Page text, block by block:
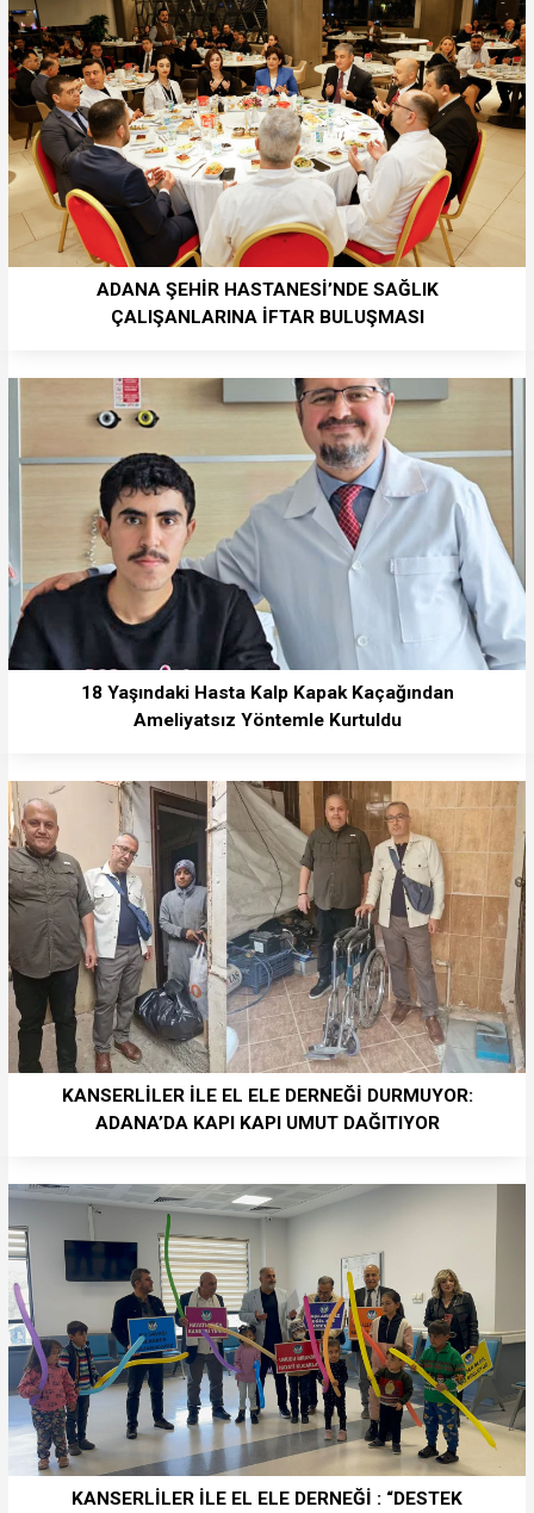
ADANA ŞEHİR HASTANESİ’NDE SAĞLIK
ÇALIŞANLARINA İFTAR BULUŞMASI
18 Yaşındaki Hasta Kalp Kapak Kaçağından
Ameliyatsız Yöntemle Kurtuldu
KANSERLİLER İLE EL ELE DERNEĞİ DURMUYOR:
ADANA’DA KAPI KAPI UMUT DAĞITIYOR
KANSERLİLER İLE EL ELE DERNEĞİ : “DESTEK